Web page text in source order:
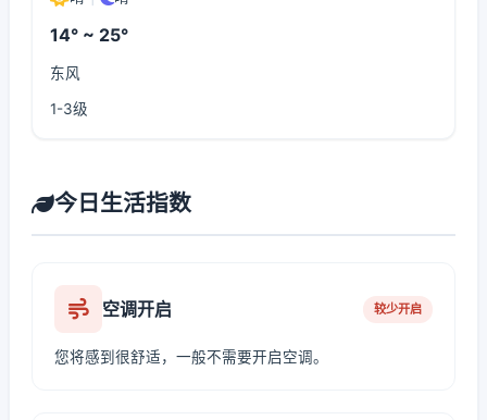
14° ~ 25°
东风
1-3级
今日生活指数
空调开启 较少开启
您将感到很舒适，一般不需要开启空调。